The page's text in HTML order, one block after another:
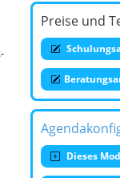
Preise und
Dieses